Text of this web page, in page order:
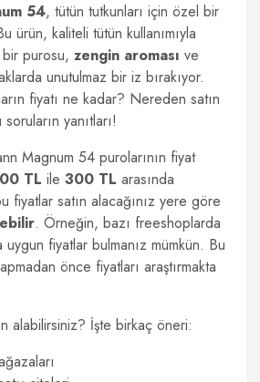
54, tütün tutkunları için özel bir
ürün, kaliteli tütün kullanımıyla
purosu, zengin aroması ve
unutulmaz bir iz bırakıyor.
fiyatı ne kadar? Nereden satın
yanıtları!
Magnum 54 purolarının fiyat
TL ile 300 TL arasında
fiyatlar satın alacağınız yere göre
. Örneğin, bazı freeshoplarda
fiyatlar bulmanız mümkün. Bu
önce fiyatları araştırmakta
alabilirsiniz? İşte birkaç öneri: